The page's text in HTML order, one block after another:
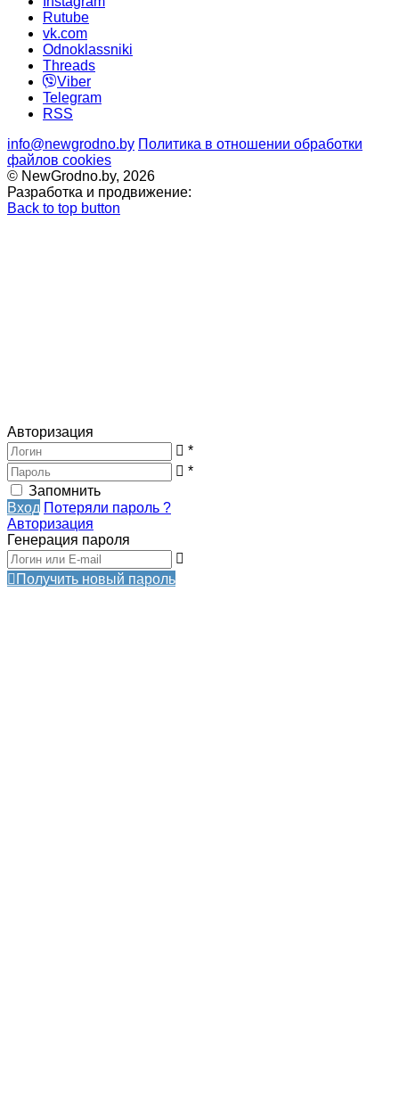
Rutube
vk.com
Odnoklassniki
Threads
Viber
Telegram
RSS
info@newgrodno.by Политика в отношении обработки
файлов cookies
© NewGrodno.by, 2026
Разработка и продвижение:
Back to top button
Авторизация
*
*
Запомнить
Вход Потеряли пароль ?
Авторизация
Генерация пароля
Получить новый пароль